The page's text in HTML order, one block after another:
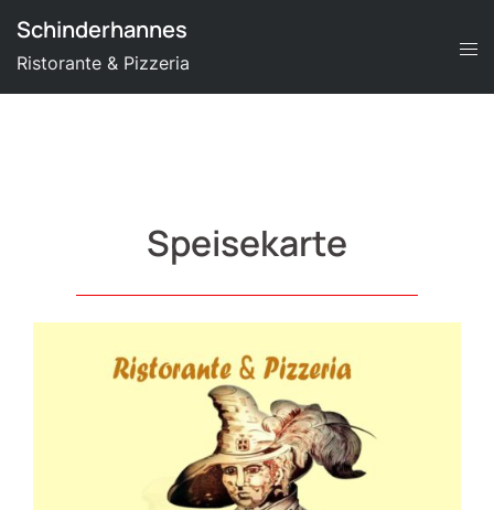
Inhalt
springen
Schinderhannes
Ristorante & Pizzeria
Speisekarte